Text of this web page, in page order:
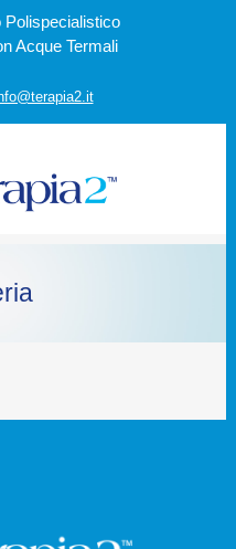
Polispecialistico
Acque Termali